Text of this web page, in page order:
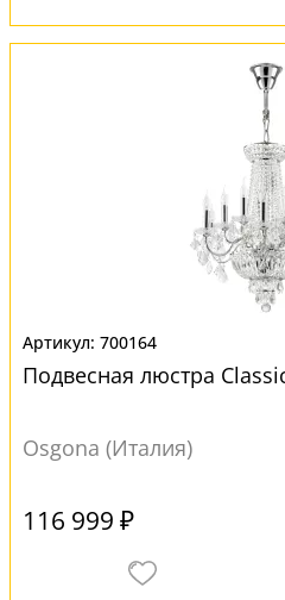
700164
Подвесная люстра
Osgona (Италия)
116 999 ₽